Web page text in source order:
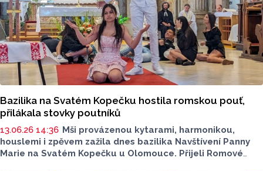
Bazilika na Svatém Kopečku hostila romskou pouť,
přilákala stovky poutníků
13.06.26 14:36 Mši provázenou kytarami, harmonikou,
houslemi i zpěvem zažila dnes bazilika Navštívení Panny
Marie na Svatém Kopečku u Olomouce. Přijeli Romové